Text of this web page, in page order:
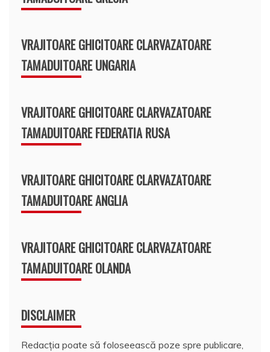
VRAJITOARE GHICITOARE CLARVAZATOARE
TAMADUITOARE UNGARIA
VRAJITOARE GHICITOARE CLARVAZATOARE
TAMADUITOARE FEDERATIA RUSA
VRAJITOARE GHICITOARE CLARVAZATOARE
TAMADUITOARE ANGLIA
VRAJITOARE GHICITOARE CLARVAZATOARE
TAMADUITOARE OLANDA
DISCLAIMER
Redacția poate să foloseească poze spre publicare,